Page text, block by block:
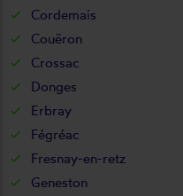
Cordemais
Couëron
Crossac
Donges
Erbray
Fégréac
Fresnay-en-retz
Geneston